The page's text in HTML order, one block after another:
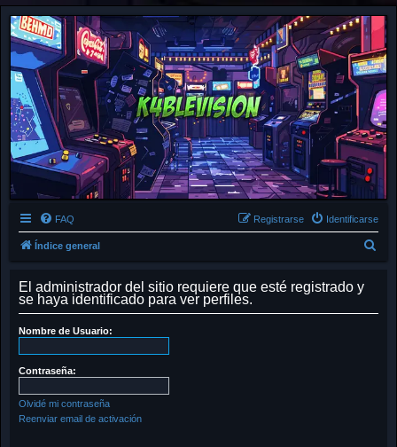
FAQ Identificarse
Registrarse
Índice general
El administrador del sitio requiere que esté registrado y
se haya identificado para ver perfiles.
Nombre de Usuario:
Contraseña:
Olvidé mi contraseña
Reenviar email de activación